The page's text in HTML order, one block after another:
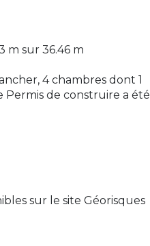
m sur 36.46 m
4 chambres dont 1
Permis de construire a été
sur le site Géorisques